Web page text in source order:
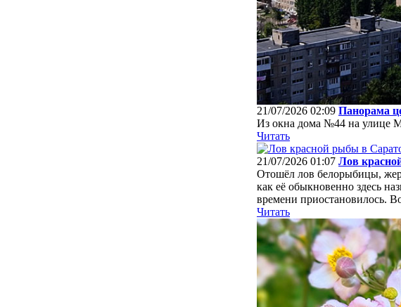
21/07/2026 02:09 Панорама
Из окна дома №44 на улице
Читать
21/07/2026 01:07 Лов
Отошёл лов белорыбицы,
как её обыкновенно здесь
времени приостановилось.
Читать